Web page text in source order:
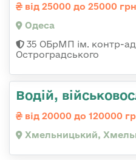
від 25000 до 25000 грн
Одеса
35 ОБрМП ім. контр-
Остроградського
Водій,
від 20000 до 120000
Хмельницький,